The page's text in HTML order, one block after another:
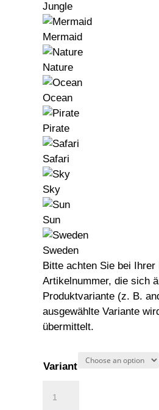
Jungle
Mermaid
Nature
Ocean
Pirate
Safari
Sky
Sun
Sweden
Bitte achten Sie bei
Artikelnummer, die sich
Produktvariante (z. B.
ausgewählte Variante
übermittelt.
Variant
quantity